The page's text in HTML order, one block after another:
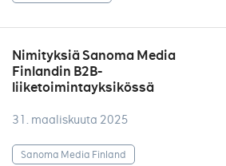
Nimityksiä Sanoma Media
Finlandin B2B-
liiketoimintayksikössä
31. maaliskuuta 2025
Sanoma Media Finland